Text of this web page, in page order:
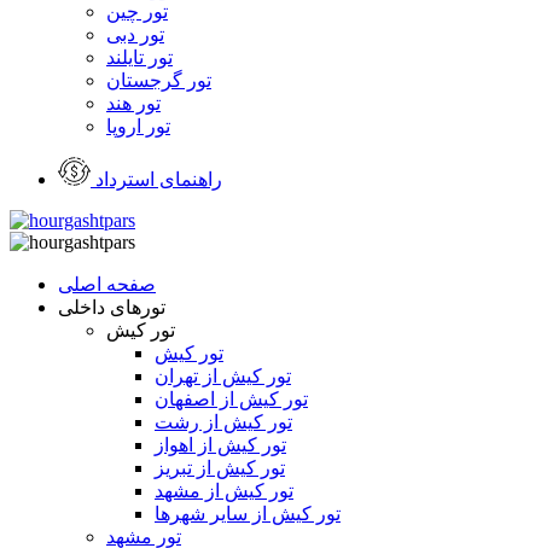
تور چین
تور دبی
تور تایلند
تور گرجستان
تور هند
تور اروپا
راهنمای استرداد
صفحه اصلی
تورهای داخلی
تور کیش
تور کیش
تور کیش از تهران
تور کیش از اصفهان
تور کیش از رشت
تور کیش از اهواز
تور کیش از تبریز
تور کیش از مشهد
تور کیش از سایر شهرها
تور مشهد